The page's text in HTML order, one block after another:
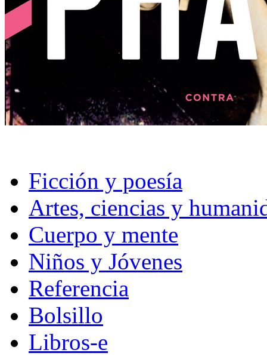
Ficción y poesía
Artes, ciencias y
Cuerpo y mente
Niños y Jóvenes
Referencia
Bolsillo
Libros-e